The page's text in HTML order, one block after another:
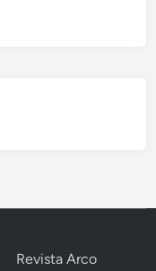
Revista Arco